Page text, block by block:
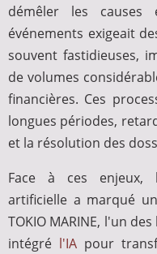
démêler les
événements exigeait
souvent fastidieuses,
de volumes
financières. Ces
longues périodes,
et la résolution des
Face à ces enjeux,
artificielle a marqué
TOKIO MARINE, l'un
intégré l'IApour